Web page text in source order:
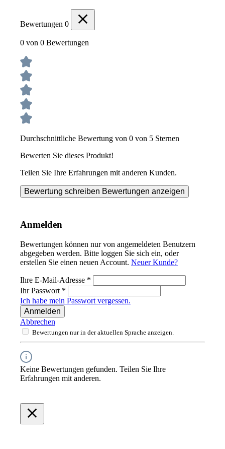
Bewertungen 0
0 von 0 Bewertungen
Durchschnittliche Bewertung von 0 von 5 Sternen
Bewerten Sie dieses Produkt!
Teilen Sie Ihre Erfahrungen mit anderen Kunden.
Bewertung schreiben Bewertungen anzeigen
Anmelden
Bewertungen können nur von angemeldeten Benutzern
abgegeben werden. Bitte loggen Sie sich ein, oder
erstellen Sie einen neuen Account. Neuer Kunde?
Ihre E-Mail-Adresse *
Ihr Passwort *
Ich habe mein Passwort vergessen.
Anmelden
Abbrechen
Bewertungen nur in der aktuellen Sprache anzeigen.
Keine Bewertungen gefunden. Teilen Sie Ihre
Erfahrungen mit anderen.